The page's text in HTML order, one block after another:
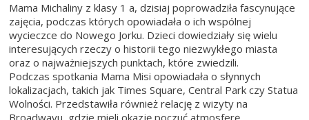
Mama Michaliny z klasy 1 a, dzisiaj poprowadziła fascynujące
zajęcia, podczas których opowiadała o ich wspólnej
wycieczce do Nowego Jorku. Dzieci dowiedziały się wielu
interesujących rzeczy o historii tego niezwykłego miasta
oraz o najważniejszych punktach, które zwiedzili.
Podczas spotkania Mama Misi opowiadała o słynnych
lokalizacjach, takich jak Times Square, Central Park czy Statua
Wolności. Przedstawiła również relację z wizyty na